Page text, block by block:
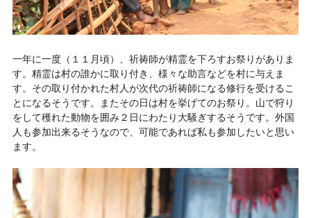
一年に一度（１１月頃）、祈祷師が精霊を下ろすお祭りがありま
す。精霊は村の誰かに取り付き、様々な助言などを村に与えま
す。その取り付かれた村人が次代の祈祷師になる修行を受けるこ
とになるそうです。またその日は村を挙げてのお祭り。山で狩り
をして穫れた動物を囲み２日にわたり大騒ぎするそうです。外国
人も参加出来るそうなので、可能であれば私も参加したいと思い
ます。